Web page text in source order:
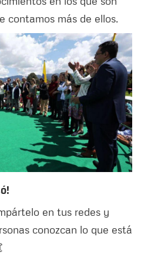
contamos más de ellos.
en tus redes y
conozcan lo que está